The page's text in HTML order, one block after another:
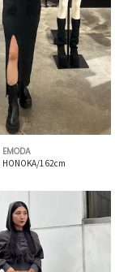
EMODA
HONOKA/162cm